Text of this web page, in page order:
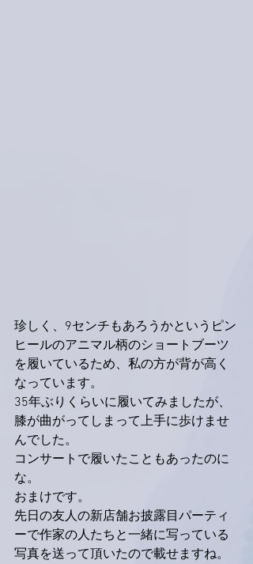
珍しく、9センチもあろうかというピン
ヒールのアニマル柄のショートブーツ
を履いているため、私の方が背が高く
なっています。
35年ぶりくらいに履いてみましたが、
膝が曲がってしまって上手に歩けませ
んでした。
コンサートで履いたこともあったのに
な。
おまけです。
先日の友人の新店舗お披露目パーティ
ーで作家の人たちと一緒に写っている
写真を送って頂いたので載せますね。